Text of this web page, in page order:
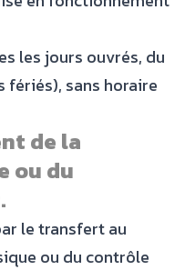
les jours ouvrés, du
fériés), sans horaire
de la
ou du
le transfert au
ou du contrôle